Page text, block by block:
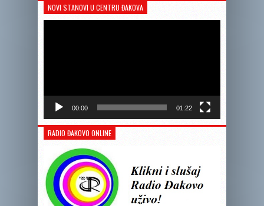
NOVI STANOVI U CENTRU ĐAKOVA
00:00 01:22
RADIO ĐAKOVO ONLINE